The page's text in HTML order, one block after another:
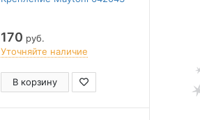
170 руб.
Уточняйте наличие
В корзину